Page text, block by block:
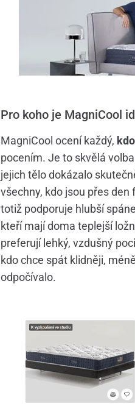
Pro koho je MagniCool
MagniCool ocení každý,
pocením. Je to skvělá
jejich tělo dokázalo
všechny, kdo jsou přes
totiž podporuje hlubší
kteří mají doma teplejší
preferují lehký, vzdušný
kdo chce spát klidněji,
odpočívalo.